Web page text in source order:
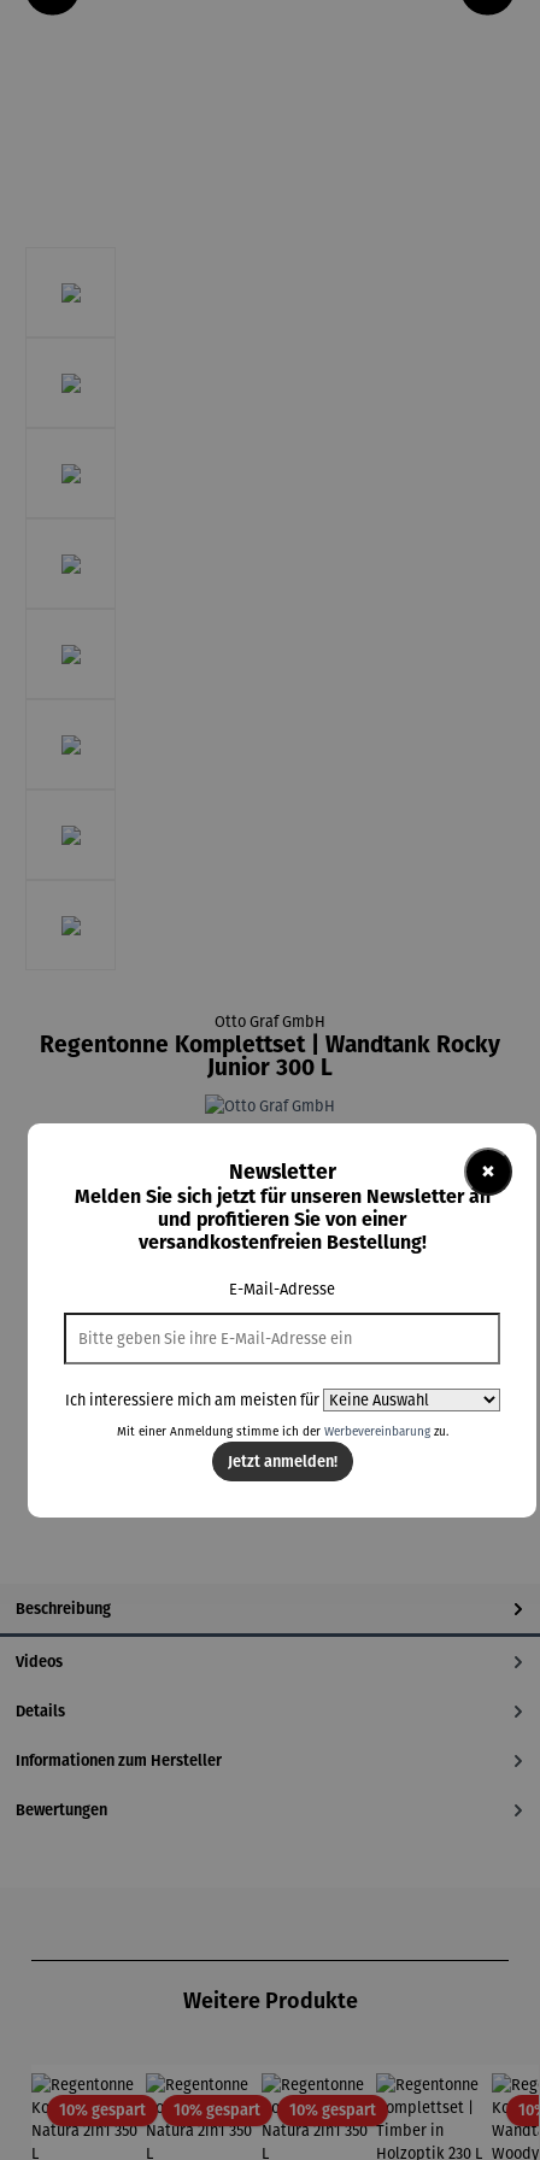
Otto Graf GmbH
Regentonne Komplettset | Wandtank Rocky
Junior 300 L
336,60 €
UVP374,00 €
Farbauswahlauswählen
anthrazit hellgrau
In den Warenkorb
Beschreibung
Videos
Details
Informationen zum Hersteller
Bewertungen
Weitere Produkte
10% gespartRabatt10% gespartRabatt10% gespartRabatt
×
Newsletter
Melden Sie sich jetzt für unseren Newsletter an
und profitieren Sie von einer
versandkostenfreien Bestellung!
E-Mail-Adresse
Ich interessiere mich am meisten für
Mit einer Anmeldung stimme ich der Werbevereinbarungzu.
Jetzt anmelden!